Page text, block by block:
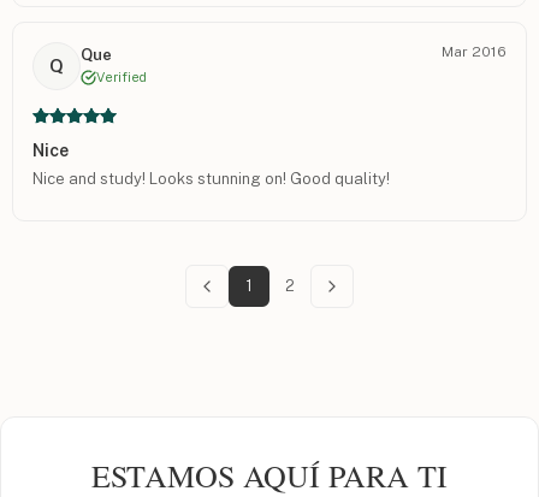
Q
Que
Verified
Mar 2016
Nice
Nice and study! Looks stunning on! Good quality!
1 2
ESTAMOS AQUÍ PARA TI